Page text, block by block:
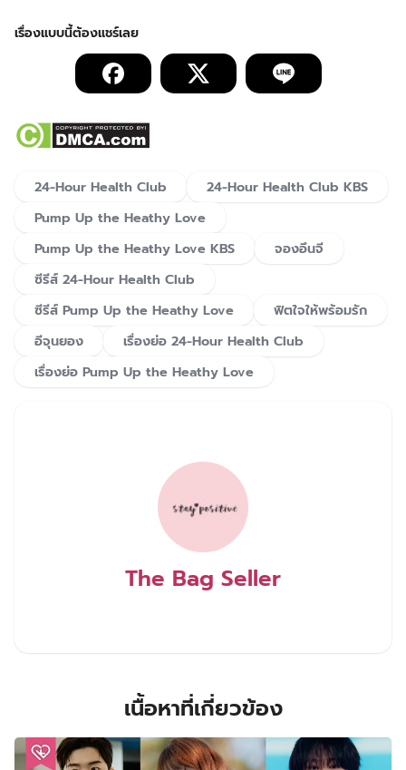
24-Hour Health Club
24-Hour Health Club KBS
Pump Up the Heathy Love
Pump Up the Heathy Love KBS
จองอึนจี
ซีรีส์ 24-Hour Health Club
ซีรีส์ Pump Up the Heathy Love
ฟิตใจให้พร้อมรัก
อีจุนยอง
เรื่องย่อ 24-Hour Health Club
เรื่องย่อ Pump Up the Heathy Love
The Bag Seller
เนื้อหาที่เกี่ยวข้อง